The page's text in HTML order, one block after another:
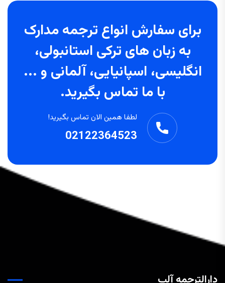
برای سفارش انواع ترجمه مدارک
به زبان های ترکی استانبولی،
انگلیسی، اسپانیایی، آلمانی و ...
با ما تماس بگیرید.
لطفا همین الان تماس بگیرید!
02122364523